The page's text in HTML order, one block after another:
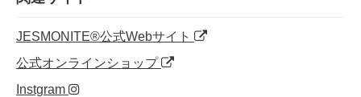
JESMONITE®公式Webサイト
公式オンラインショップ
Instgram